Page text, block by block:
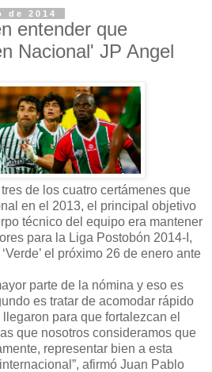
de 2014
entender que
Nacional' JP Angel
de los cuatro certámenes que
en el 2013, el principal objetivo
técnico del equipo era mantener
para la Liga Postobón 2014-I,
el próximo 26 de enero ante
parte de la nómina y eso es
es tratar de acomodar rápido
para que fortalezcan el
que nosotros consideramos que
representar bien a esta
afirmó Juan Pablo